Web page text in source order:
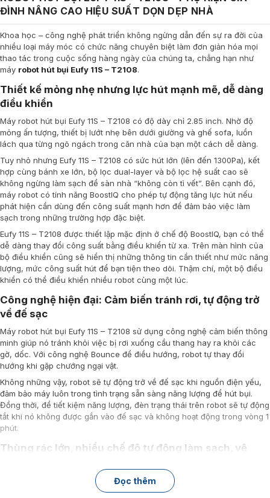
ĐÌNH NÂNG CAO HIỆU SUẤT DỌN DẸP NHÀ
Khoa học – công nghệ phát triển không ngừng dẫn đến sự ra đời của
nhiều loại máy móc có chức năng chuyên biệt làm đơn giản hóa mọi
thao tác trong cuộc sống hàng ngày của chúng ta, chẳng hạn như
máy robot hút bụi Eufy 11S – T2108.
Thiết kế mỏng nhẹ nhưng lực hút mạnh mẽ, dễ dàng
điều khiển
Máy robot hút bụi Eufy 11S – T2108 có độ dày chỉ 2.85 inch. Nhờ độ
mỏng ấn tượng, thiết bị lướt nhẹ bên dưới giường và ghế sofa, luồn
lách qua từng ngõ ngách trong căn nhà của bạn một cách dễ dàng.
Tuy nhỏ nhưng Eufy 11S – T2108 có sức hút lớn (lên đến 1300Pa), kết
hợp cùng bánh xe lớn, bộ lọc dual-layer và bộ lọc hệ suất cao sẽ
không ngừng làm sạch để sàn nhà “không còn tì vết”. Bên cạnh đó,
máy robot có tính năng BoostIQ cho phép tự động tăng lực hút nếu
phát hiện cần dùng đến công suất mạnh hơn để đảm bảo việc làm
sạch trong những trường hợp đặc biệt.
Eufy 11S – T2108 được thiết lập mặc định ở chế độ BoostIQ, bạn có thể
dễ dàng thay đổi công suất bằng điều khiển từ xa. Trên màn hình của
bộ điều khiển cũng sẽ hiển thị những thông tin cần thiết như mức năng
lượng, mức công suất hút để bạn tiện theo dõi. Thậm chí, một bộ điều
khiển có thể điều khiển nhiều robot cùng một lúc.
Công nghệ hiện đại: Cảm biến tránh rơi, tự động trở
về đế sạc
Máy robot hút bụi Eufy 11S – T2108 sử dụng công nghệ cảm biến thông
minh giúp nó tránh khỏi việc bị rơi xuống cầu thang hay ra khỏi các
gờ, dốc. Với công nghệ Bounce để điều hướng, robot tự thay đổi
hướng khi gặp chướng ngại vật.
Không những vậy, robot sẽ tự động trở về đế sạc khi nguồn điện yếu,
đảm bảo máy luôn trong tình trạng sẵn sàng năng lượng để hút bụi.
Đồng thời, để tiết kiệm năng lượng, đèn trạng thái trên robot sẽ tự động
tắt khi nó không được gắn vào đế sạc và không hoạt động trong vòng 1
phút.
Thùng rác lớn, nhiều chế độ tự động làm sạch, vệ
Robot hút bụi Eufy 11S – T2108 là phụ kiện được trang bị một hộp bụi
lớn dung tích 0.6L chứa được nhiều bụi bẩn trong mỗi lần làm sạch,
Đọc thêm